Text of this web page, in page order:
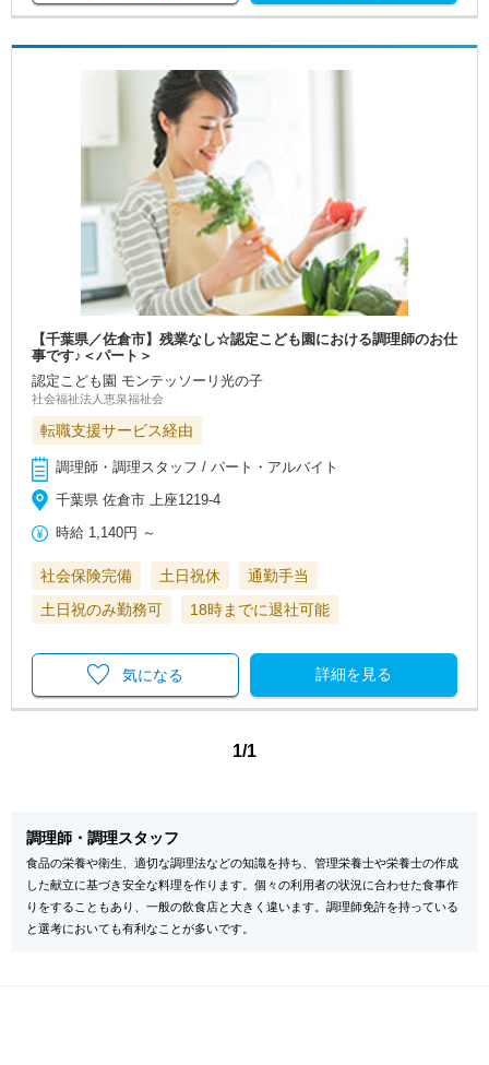
【千葉県／佐倉市】残業なし☆認定こども園における調理師のお仕
事です♪＜パート＞
認定こども園 モンテッソーリ光の子
社会福祉法人恵泉福祉会
転職支援サービス経由
調理師・調理スタッフ / パート・アルバイト
千葉県 佐倉市 上座1219-4
時給 1,140円 ～
社会保険完備 土日祝休
通勤手当
土日祝のみ勤務可
18時までに退社可能
詳細を見る
気になる
1/1
調理師・調理スタッフ
食品の栄養や衛生、適切な調理法などの知識を持ち、管理栄養士や栄養士の作成
した献立に基づき安全な料理を作ります。個々の利用者の状況に合わせた食事作
りをすることもあり、一般の飲食店と大きく違います。調理師免許を持っている
と選考においても有利なことが多いです。